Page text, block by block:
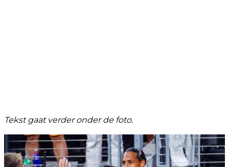
Tekst gaat verder onder de foto.